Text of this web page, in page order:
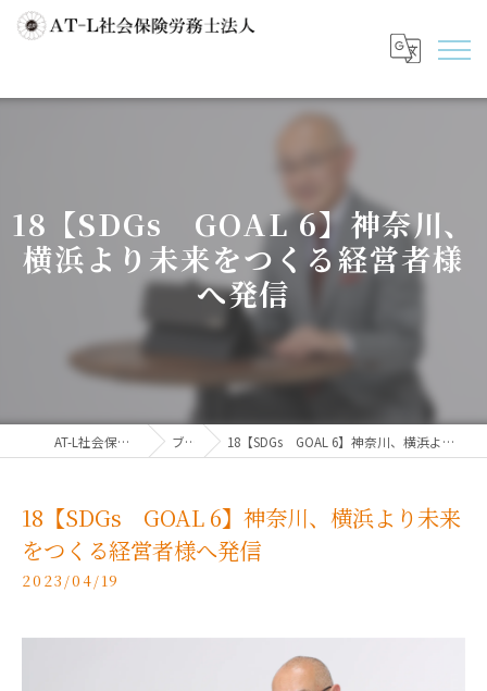
18【SDGs GOAL 6】神奈川、
横浜より未来をつくる経営者様
へ発信
AT-L社会保険労務士法人 ブログ 18【SDGs GOAL 6】神奈川、横浜より未来をつくる経営者様へ発信
18【SDGs GOAL 6】神奈川、横浜より未来
をつくる経営者様へ発信
2023/04/19